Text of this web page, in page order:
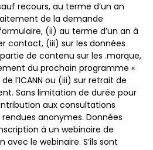
recours, au terme d’un an
de la demande
(ii) au terme d’un an à
contact, (iii) sur les données
de contenu sur les .marque,
du prochain programme «
de l’ICANN ou (iii) sur retrait de
Sans limitation de durée pour
aux consultations
anonymes. Données
à un webinaire de
avec le webinaire. S’ils sont